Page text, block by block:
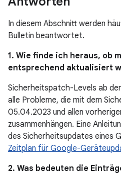
In diesem Abschnitt werden
Bulletin beantwortet.
1. Wie finde ich heraus, ob
entsprechend aktualisiert
Sicherheitspatch-Levels ab
alle Probleme, die mit dem
05.04.2023 und allen
zusammenhängen. Eine
des Sicherheitsupdates eines
Zeitplan für Google-
2. Was bedeuten die